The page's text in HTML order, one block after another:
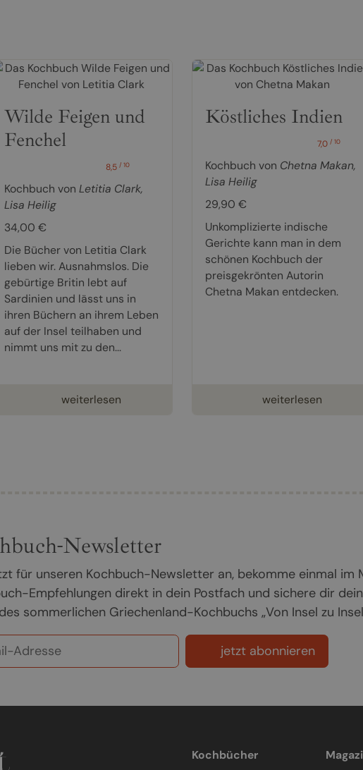
Wilde Feigen und
Fenchel
8,5/ 10
Kochbuch von Letitia Clark,
Lisa Heilig
34,00 €
Die Bücher von Letitia Clark
lieben wir. Ausnahmslos. Die
gebürtige Britin lebt auf
Sardinien und lässt uns in
ihren Büchern an ihrem Leben
auf der Insel teilhaben und
nimmt uns mit zu den...
weiterlesen
Köstliches Indien
7,0/ 10
Kochbuch von Chetna Makan,
Lisa Heilig
29,90 €
Unkomplizierte indische
Gerichte kann man in dem
schönen Kochbuch der
preisgekrönten Autorin
Chetna Makan entdecken.
weiterlesen
Newsletter
für unseren Kochbuch-Newsletter an, bekomme einmal im
Empfehlungen direkt in dein Postfach und sichere dir
sommerlichen Griechenland-Kochbuchs „Von Insel zu
jetzt abonnieren
Kochbücher